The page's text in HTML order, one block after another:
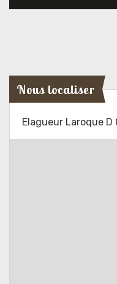
Nous localiser
Elagueur Laroque D